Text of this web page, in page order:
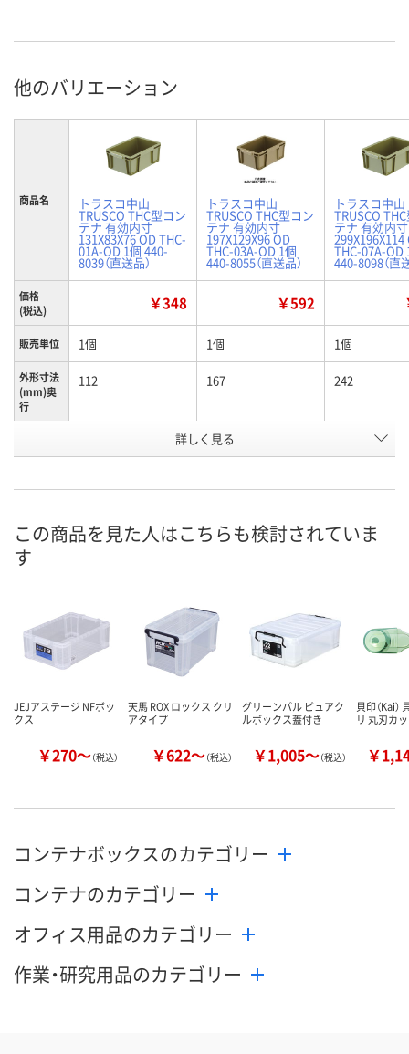
他のバリエーション
商品名 トラスコ中山
TRUSCO THC型コン
テナ 有効内寸
131X83X76 OD THC-
01A-OD 1個 440-
8039（直送品）
トラスコ中山
TRUSCO THC型コン
テナ 有効内寸
197X129X96 OD
THC-03A-OD 1個
440-8055（直送品）
トラスコ中山
TRUSCO
テナ 有効内寸
299X196X114
THC-07A-OD
440-8098（直
価格
(税込)
￥348 ￥592
販売単位 1個 1個 1個
外形寸法
(mm)奥
行
112 167 242
96
さ
お申込番
号
お届け日 8月13日（木） 8月13日（木） 8月13日（木）
カゴへ カゴへ カ
詳しく見る
この商品を見た人はこちらも検討されていま
す
JEJアステージ NFボッ
クス
￥270～（税込）
天馬 ROX ロックス クリ
アタイプ
￥622～（税込）
グリーンパル ピュアク
ルボックス蓋付き
￥1,005～（税込）
貝印（Kai）
リ 丸刃カ
￥
コンテナボックスのカテゴリー
コンテナのカテゴリー
オフィス用品のカテゴリー
作業・研究用品のカテゴリー